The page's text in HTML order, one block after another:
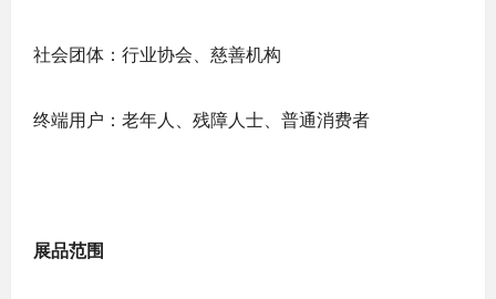
社会团体：行业协会、慈善机构
终端用户：老年人、残障人士、普通消费者
展品范围